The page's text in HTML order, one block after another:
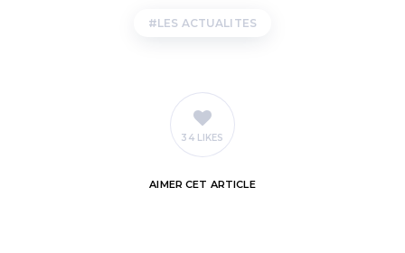
LES ACTUALITES
34 LIKES
AIMER CET ARTICLE